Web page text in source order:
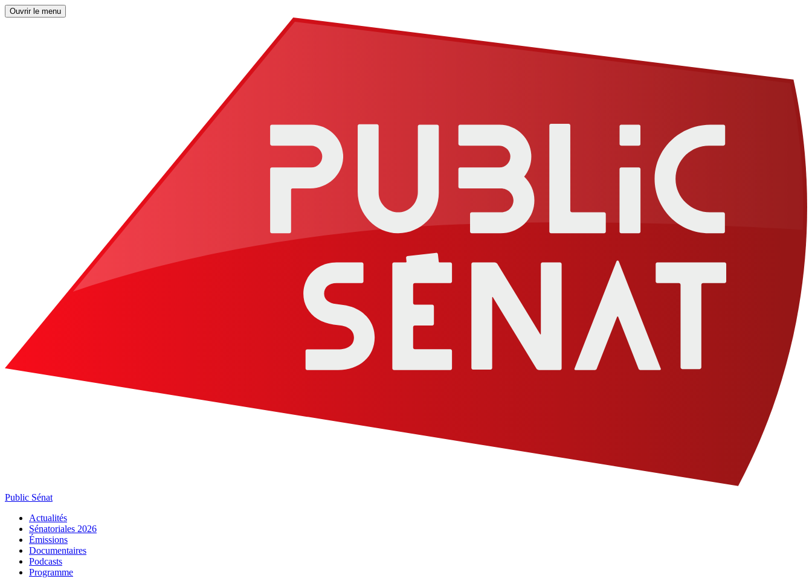
Ouvrir le menu
Public Sénat
Actualités
Sénatoriales 2026
Émissions
Documentaires
Podcasts
Programme